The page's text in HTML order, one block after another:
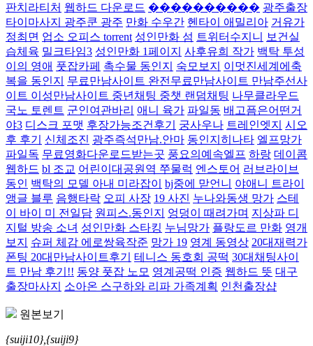
판치라티처 웹하드 다운로드 ���������� 광주출장
타이마사지 광주쿤 광주 만화 수우간 헨타이 애밀리아 거유가
정최면 업소 오피스 torrent 성인만화 섬 트위터수지니
보건실
습체육 밀크타임3 성인만화 1페이지 사후유희 작가 백탁 투성
이의 영애 풋잡카페 촉수물 동인지 숙모보지
이멋진세계에축
복을 동인지
무료만남사이트 완전무료만남사이트 만남주선사
이트 이성만남사이트 중년채팅 중챗 랜덤채팅 나무클라우드
국노 토렌트 군인여관바리 애니 육가 파일동 배고픔은어떤거
야3 디스크 포맷 후장가능조건후기 궁사우나 트레인엣지 시오
후 후기
신체조진 광주즉석만남.안마 동인지히나타 엘프망가
파일독 무료영화다운로드받는곳 풍요의예속엘프 하랑 데이콤
웹하드 bl 조교 어린이대공원역 쭈물럭 엔스토어 러브라이브
동인 백탁의 모델 아내 미라잡이 bj중에 맏언니 야애니 트라이
앵글 블루 음행타락 오피 사장 19 사진 누나와동생 망가 스테
이 바이 미 전일담 원피스.동인지 엉덩이 때려가며 지상파 디
지털 방송 소녀 성인만화 스타킹 누님망가 플랑도르 만화 영개
보지
슈퍼 체감 에로쌍육작준 망가 19 영계 동영상 20대재력가
폰팅 20대만남사이트후기
테니스 동호회 공떡 30대채팅사이
트 만남 후기!! 동양 풋잡 노모 영계공떡 인증 웹하드 뜻 대구
출장마사지
소아온 스구하와 리파 가족계획 인천출장샵
원본보기
{suiji10},{suiji9}